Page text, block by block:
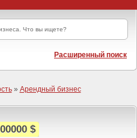
Расширенный поиск
» Арендный бизнес
$